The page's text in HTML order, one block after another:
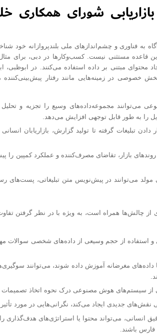
شورای همکاری
به فناوری و چشم‌اندازهای ملی بلندپروازانه
قاعده مستثنی نیست. کسب‌وکارها در دبی، برای
محتوای مبتنی بر داده استفاده می‌کنند. در
در زمینه‌هایی مانند رفتار پیش‌بینی‌کننده
می‌توانند مجموعه‌داده‌های وسیع را تجزیه و تحلیل
را به طور قابل توجهی افزایش می‌دهد.
تبلیغات گرفته تا تولید گزارش، بازاریابان
بازار، تقاضای مصرف‌کننده و عملکرد کمپین را
می‌توانند در پیش‌نویس متن تبلیغاتی، پست‌های
از چالش‌ها همراه است، به ویژه با در نظر گرفتن
استفاده از حجم وسیعی از داده‌های شخصی سوالات
مغرضانه آموزش داده شوند، می‌توانند
از سیستم‌های هوش مصنوعی درک نحوه اتخاذ تصمیمات
جدیدی ایجاد می‌کند، نگرانی‌هایی در مورد تأثیر
می‌تواند محتوا یا استراتژی‌های هدف‌گذاری را
باشند.